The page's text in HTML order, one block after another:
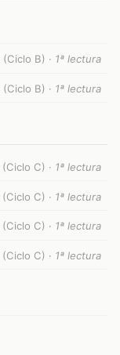
B) · 1ª lectura
B) · 1ª lectura
C) · 1ª lectura
C) · 1ª lectura
C) · 1ª lectura
C) · 1ª lectura